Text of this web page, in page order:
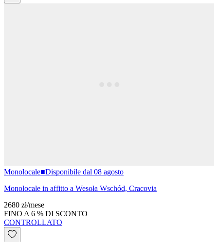
Monolocale■Disponibile dal 08 agosto
Monolocale in affitto a Wesoła Wschód, Cracovia
2680 zł/mese
FINO A 6 % DI SCONTO
CONTROLLATO